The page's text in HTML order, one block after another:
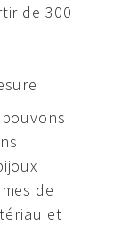
de 300
de
et